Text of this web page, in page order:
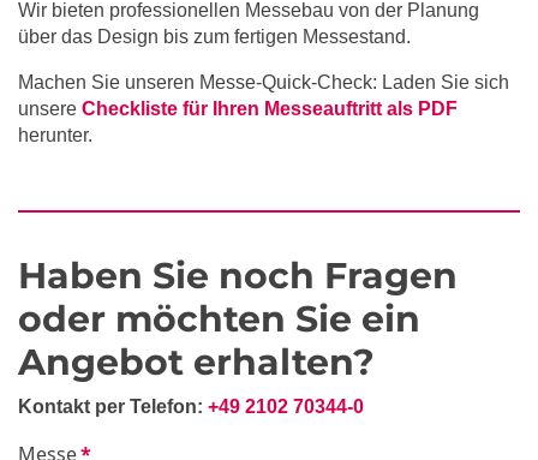
Wir bieten professionellen Messebau von der Planung
über das Design bis zum fertigen Messestand.
Machen Sie unseren Messe-Quick-Check: Laden Sie sich
unsere Checkliste für Ihren Messeauftritt als PDF
herunter.
Haben Sie noch Fragen
oder möchten Sie ein
Angebot erhalten?
Kontakt per Telefon: +49 2102 70344-0
Messe*